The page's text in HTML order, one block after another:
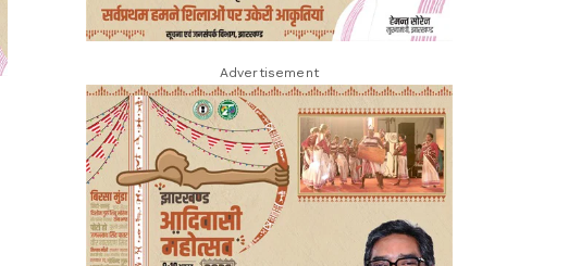
Advertisement